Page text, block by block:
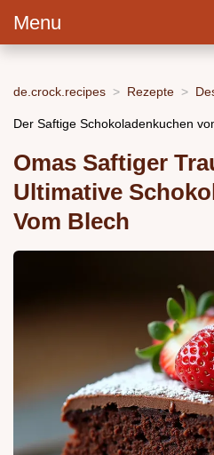
Menu
de.crock.recipes Rezepte
Der Saftige Schokoladenkuchen
Omas Saftiger
Ultimative
Vom Blech